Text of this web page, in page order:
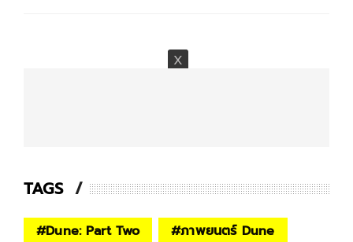
TAGS
#Dune: Part Two #ภาพยนตร์ Dune